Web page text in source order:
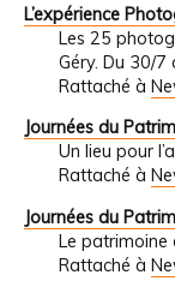
L’expérience
Les 25
Géry. Du 30/
Rattaché à
Journées du
Un lieu pour
Rattaché à
Journées du
Le patrimoine
Rattaché à